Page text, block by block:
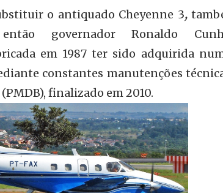
o antiquado Cheyenne 3,
governador Ronaldo
em 1987 ter sido adquirida
constantes manutenções
finalizado em 2010.